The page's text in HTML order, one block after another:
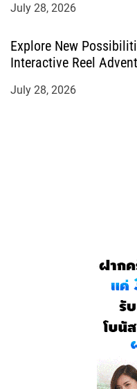
July 28, 2026
Explore New
Interactive Reel
July 28, 2026